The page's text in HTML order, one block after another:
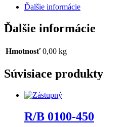
Ďalšie informácie
Ďalšie informácie
Hmotnosť 0,00 kg
Súvisiace produkty
R/B 0100-450